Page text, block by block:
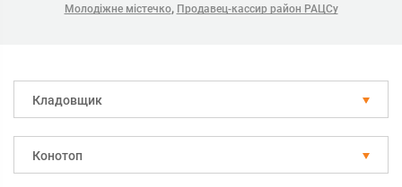
Молодіжне містечко, Продавец-кассир район РАЦCу
Кладовщик
Конотоп